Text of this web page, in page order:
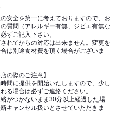
安全を第一に考えておりますので、お
質問（アレルギー有無、ジビエ有無な
ずご記入下さい。
れてからの対応は出来ません。変更を
は別途食材費を頂く場合がございま
店の際のご注意】
時間に提供を開始いたしますので、少し
る場合は必ずご連絡ください。
絡がつかないまま30分以上経過した場
キャンセル扱いとさせていただきま